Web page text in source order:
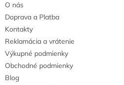
O nás
Doprava a Platba
Kontakty
Reklamácia a vrátenie
Výkupné podmienky
Obchodné podmienky
Blog